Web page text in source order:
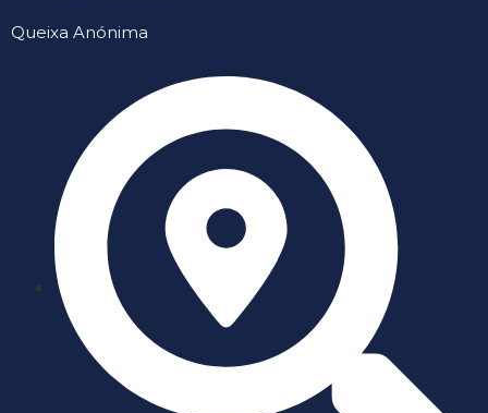
Queixa Anónima